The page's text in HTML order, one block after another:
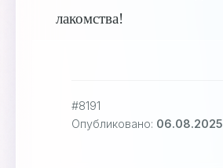
лакомства!
#8191
Опубликовано: 06.08.2025